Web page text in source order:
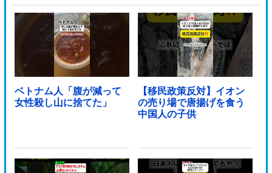
ベトナム人「腹が減って
女性殺し山に捨てた」
【移民政策反対】イオン
の売り場で唐揚げを食う
中国人の子供